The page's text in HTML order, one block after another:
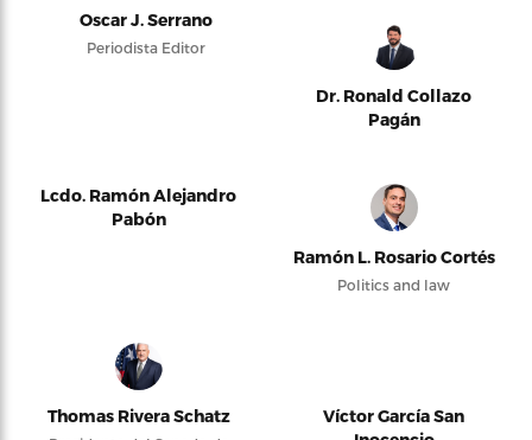
Oscar J. Serrano
Periodista Editor
Dr. Ronald Collazo
Pagán
Lcdo. Ramón Alejandro
Pabón
Ramón L. Rosario Cortés
Politics and law
Thomas Rivera Schatz
Víctor García San